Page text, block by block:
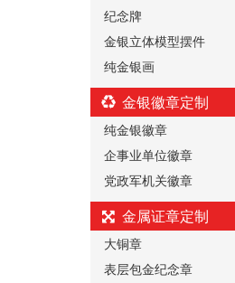
纪念牌
金银立体模型摆件
纯金银画
金银徽章定制
纯金银徽章
企事业单位徽章
党政军机关徽章
金属证章定制
大铜章
表层包金纪念章